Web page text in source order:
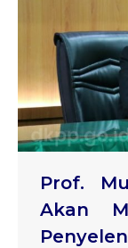
Prof.
Akan